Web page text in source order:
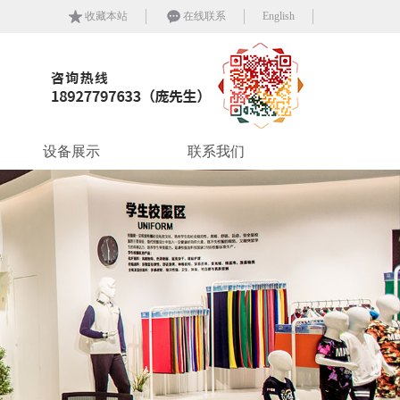
English
在线联系
收藏本站
设备展示 联系我们